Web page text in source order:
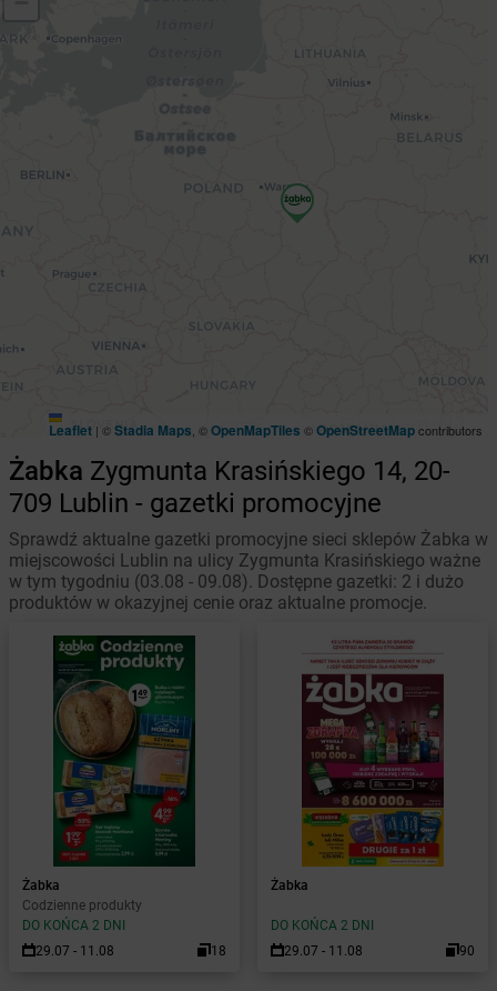
Leaflet | ©Stadia Maps , ©OpenMapTiles ©OpenStreetMapcontributors
Żabka Zygmunta Krasińskiego 14, 20-
709 Lublin - gazetki promocyjne
Sprawdź aktualne gazetki promocyjne sieci sklepów Żabka w
miejscowości Lublin na ulicy Zygmunta Krasińskiego ważne
w tym tygodniu (03.08 - 09.08). Dostępne gazetki: 2 i dużo
produktów w okazyjnej cenie oraz aktualne promocje.
Żabka
Codzienne produkty
DO KOŃCA 2 DNI
29.07 - 11.08
18
Żabka
DO KOŃCA 2 DNI
29.07 - 11.08
90